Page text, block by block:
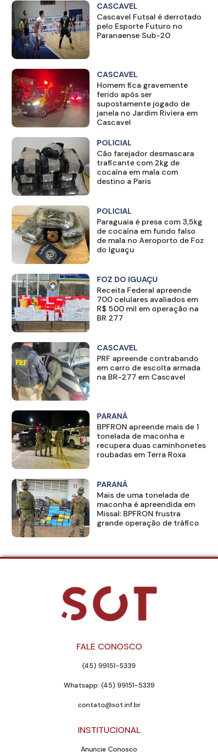
CASCAVEL
Cascavel Futsal é derrotado
pelo Esporte Futuro no
Paranaense Sub-20
CASCAVEL
Homem fica gravemente
ferido após ser
supostamente jogado de
janela no Jardim Riviera em
Cascavel
POLICIAL
Cão farejador desmascara
traficante com 2kg de
cocaína em mala com
destino a Paris
POLICIAL
Paraguaia é presa com 3,5kg
de cocaína em fundo falso
de mala no Aeroporto de Foz
do Iguaçu
FOZ DO IGUAÇU
Receita Federal apreende
700 celulares avaliados em
R$ 500 mil em operação na
BR 277
CASCAVEL
PRF apreende contrabando
em carro de escolta armada
na BR-277 em Cascavel
PARANÁ
BPFRON apreende mais de 1
tonelada de maconha e
recupera duas caminhonetes
roubadas em Terra Roxa
PARANÁ
Mais de uma tonelada de
maconha é apreendida em
Missal: BPFRON frustra
grande operação de tráfico
FALE CONOSCO
(45) 99151-5339
Whatsapp: (45) 99151-5339
contato@sot.inf.br
INSTITUCIONAL
Anuncie Conosco